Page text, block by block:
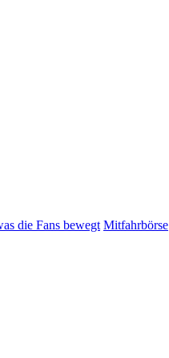
die Fans bewegt Mitfahrbörse